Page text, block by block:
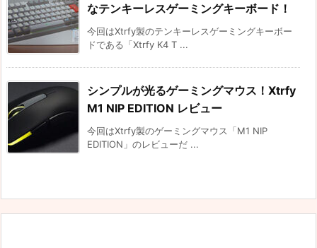
なテンキーレスゲーミングキーボード！
今回はXtrfy製のテンキーレスゲーミングキーボー
ドである「Xtrfy K4 T ...
シンプルが光るゲーミングマウス！Xtrfy
M1 NIP EDITION レビュー
今回はXtrfy製のゲーミングマウス「M1 NIP
EDITION」のレビューだ ...